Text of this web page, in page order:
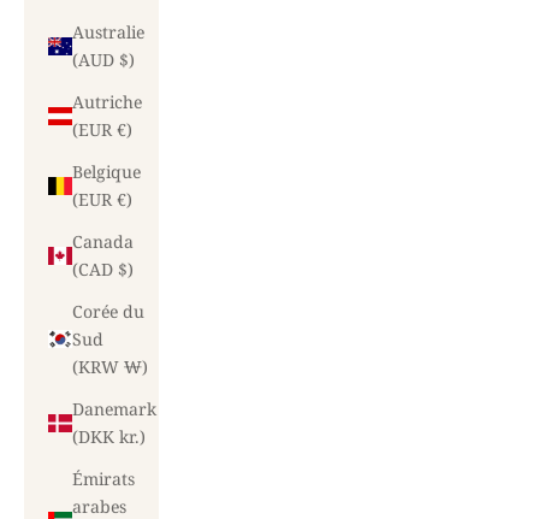
Australie
(AUD $)
Autriche
(EUR €)
Belgique
(EUR €)
Canada
(CAD $)
Corée du
Sud
(KRW ₩)
Danemark
(DKK kr.)
Émirats
arabes